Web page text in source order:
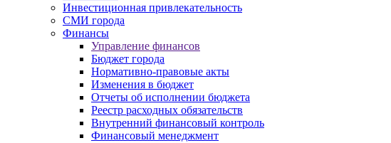
Инвестиционная привлекательность
СМИ города
Финансы
Управление финансов
Бюджет города
Нормативно-правовые акты
Изменения в бюджет
Отчеты об исполнении бюджета
Реестр расходных обязательств
Внутренний финансовый контроль
Финансовый менеджмент